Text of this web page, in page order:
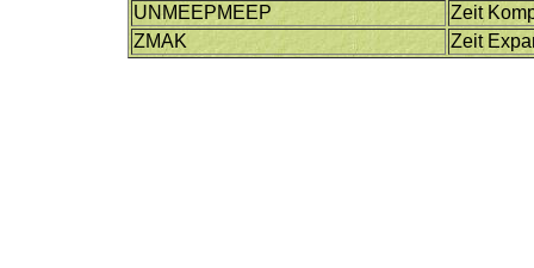
UNMEEPMEEP
Zeit
ZMAK
Zeit